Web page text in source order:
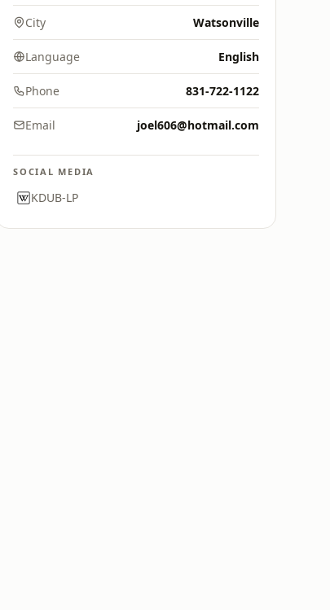
City Watsonville
Language English
Phone 831-722-1122
Email joel606@hotmail.com
SOCIAL MEDIA
KDUB-LP